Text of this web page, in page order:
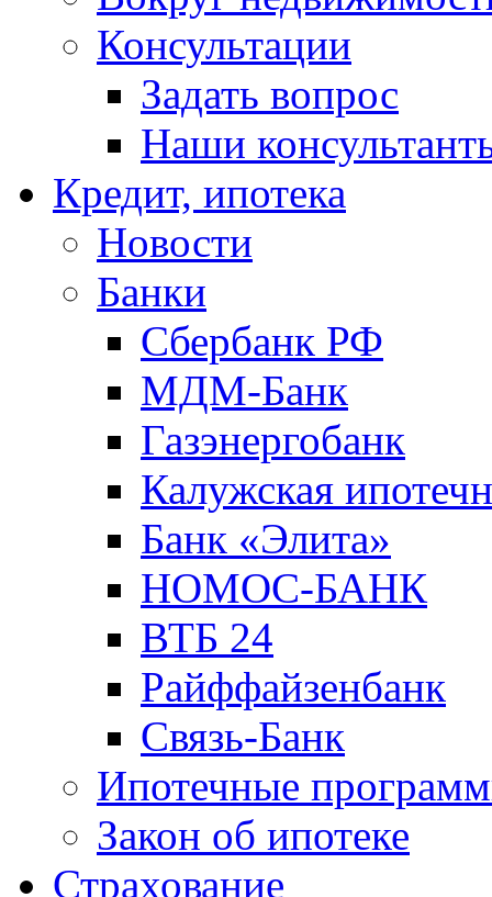
Консультации
Задать вопрос
Наши
Кредит, ипотека
Новости
Банки
Сбербанк РФ
МДМ-Банк
Газэнергобанк
Калужская
Банк «Элита»
НОМОС-БАНК
ВТБ 24
Райффайзенбанк
Связь-Банк
Ипотечные
Закон об ипотеке
Страхование